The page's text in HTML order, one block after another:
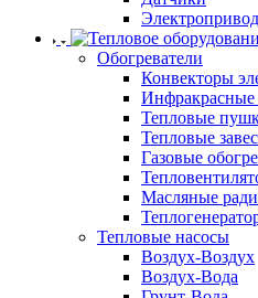
Обогреватели
Конвекторы
Инфракрасные
Тепловые
Тепловые
Газовые
Масляные
Тепловые насосы
Воздух-Воздух
Воздух-Вода